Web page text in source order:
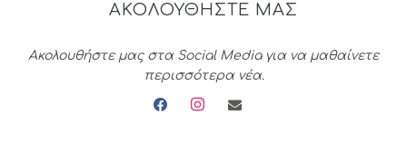
ΑΚΟΛΟΥΘΗΣΤΕ ΜΑΣ
Ακολουθήστε μας στα Social Media για να μαθαίνετε
περισσότερα νέα.
facebookinstagramenvelope